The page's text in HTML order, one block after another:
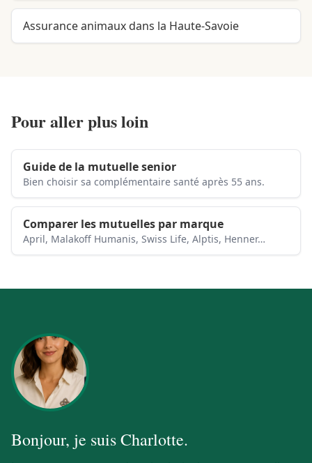
Assurance animaux dans la Haute-Savoie
Pour aller plus loin
Guide de la mutuelle senior
Bien choisir sa complémentaire santé après 55 ans.
Comparer les mutuelles par marque
April, Malakoff Humanis, Swiss Life, Alptis, Henner…
Bonjour, je suisCharlotte.